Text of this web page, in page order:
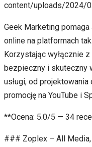
content/uploads/2024/
Geek Marketing
online na platformach
Korzystając wyłącznie
bezpieczny i skuteczny
usługi, od
promocję na YouTube i
**Ocena: 5.0/5 — 34
### Zoplex – All